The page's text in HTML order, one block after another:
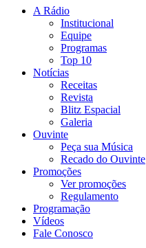
A Rádio
Institucional
Equipe
Programas
Top 10
Notícias
Receitas
Revista
Blitz Espacial
Galeria
Ouvinte
Peça sua Música
Recado do Ouvinte
Promoções
Ver promoções
Regulamento
Programação
Vídeos
Fale Conosco